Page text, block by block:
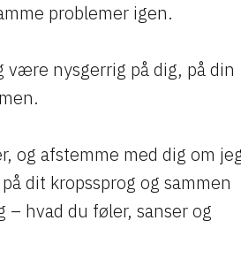
problemer igen.
være nysgerrig på dig, på din
og afstemme med dig om
dit kropssprog og sammen
hvad du føler, sanser og